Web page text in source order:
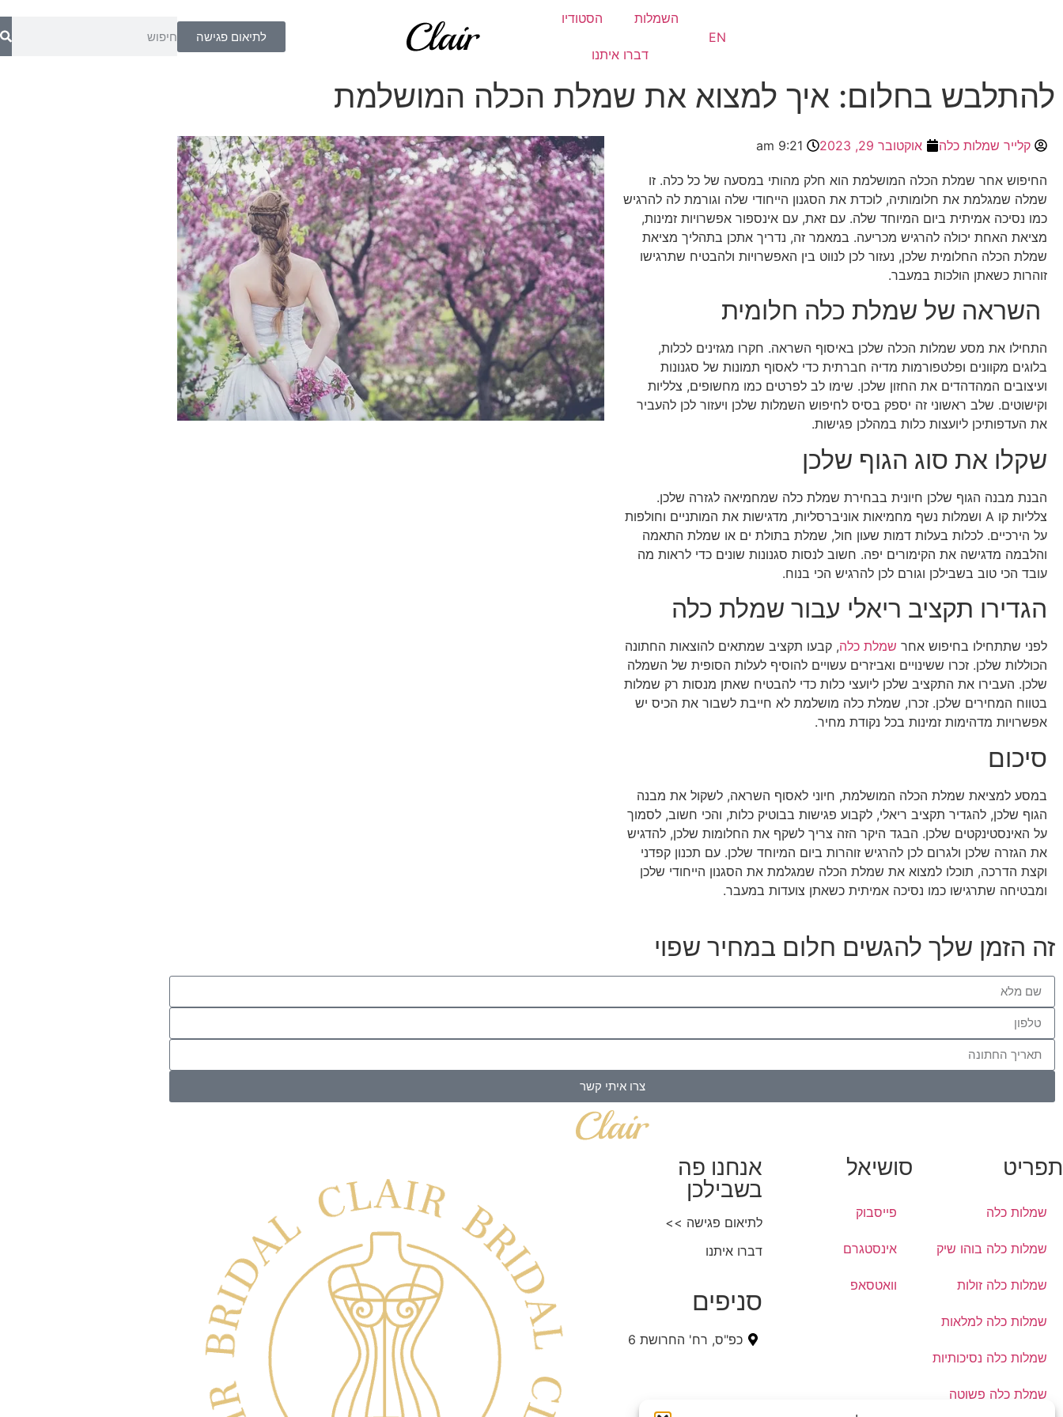
EN
השמלות הסטודיו
דברו איתנו
לתיאום פגישה
להתלבש בחלום: איך למצוא את שמלת הכלה המושלמת
קלייר שמלות כלה אוקטובר 29, 2023 9:21 am
החיפוש אחר שמלת הכלה המושלמת הוא חלק מהותי במסעה של כל כלה. זו
שמלה שמגלמת את חלומותיה, לוכדת את הסגנון הייחודי שלה וגורמת לה להרגיש
כמו נסיכה אמיתית ביום המיוחד שלה. עם זאת, עם אינספור אפשרויות זמינות,
מציאת האחת יכולה להרגיש מכריעה. במאמר זה, נדריך אתכן בתהליך מציאת
שמלת הכלה החלומית שלכן, נעזור לכן לנווט בין האפשרויות ולהבטיח שתרגישו
זוהרות כשאתן הולכות במעבר.
השראה של שמלת כלה חלומית
התחילו את מסע שמלות הכלה שלכן באיסוף השראה. חקרו מגזינים לכלות,
בלוגים מקוונים ופלטפורמות מדיה חברתית כדי לאסוף תמונות של סגנונות
ועיצובים המהדהדים את החזון שלכן. שימו לב לפרטים כמו מחשופים, צלליות
וקישוטים. שלב ראשוני זה יספק בסיס לחיפוש השמלות שלכן ויעזור לכן להעביר
את העדפותיכן ליועצות כלות במהלכן פגישות.
שקלו את סוג הגוף שלכן
הבנת מבנה הגוף שלכן חיונית בבחירת שמלת כלה שמחמיאה לגזרה שלכן.
צלליות קו A ושמלות נשף מחמיאות אוניברסליות, מדגישות את המותניים וחולפות
על הירכיים. לכלות בעלות דמות שעון חול, שמלת בתולת ים או שמלת התאמה
והלבמה מדגישה את הקימורים יפה. חשוב לנסות סגנונות שונים כדי לראות מה
עובד הכי טוב בשבילכן וגורם לכן להרגיש הכי בנוח.
הגדירו תקציב ריאלי עבור שמלת כלה
לפני שתתחילו בחיפוש אחר שמלת כלה, קבעו תקציב שמתאים להוצאות החתונה
הכוללות שלכן. זכרו ששינויים ואביזרים עשויים להוסיף לעלות הסופית של השמלה
שלכן. העבירו את התקציב שלכן ליועצי כלות כדי להבטיח שאתן מנסות רק שמלות
בטווח המחירים שלכן. זכרו, שמלת כלה מושלמת לא חייבת לשבור את הכיס יש
אפשרויות מדהימות זמינות בכל נקודת מחיר.
סיכום
במסע למציאת שמלת הכלה המושלמת, חיוני לאסוף השראה, לשקול את מבנה
הגוף שלכן, להגדיר תקציב ריאלי, לקבוע פגישות בבוטיק כלות, והכי חשוב, לסמוך
על האינסטינקטים שלכן. הבגד היקר הזה צריך לשקף את החלומות שלכן, להדגיש
את הגזרה שלכן ולגרום לכן להרגיש זוהרות ביום המיוחד שלכן. עם תכנון קפדני
וקצת הדרכה, תוכלו למצוא את שמלת הכלה שמגלמת את הסגנון הייחודי שלכן
ומבטיחה שתרגישו כמו נסיכה אמיתית כשאתן צועדות במעבר.
זה הזמן שלך להגשים חלום במחיר שפוי
צרו איתי קשר
תפריט
שמלות כלה
שמלות כלה בוהו שיק
שמלות כלה זולות
שמלות כלה למלאות
שמלות כלה נסיכותיות
שמלת כלה פשוטה
סושיאל
פייסבוק
אינסטגרם
וואטסאפ
אנחנו פה
בשבילכן
לתיאום פגישה >>
דברו איתנו
סניפים
כפ"ס, רח' החרושת 6